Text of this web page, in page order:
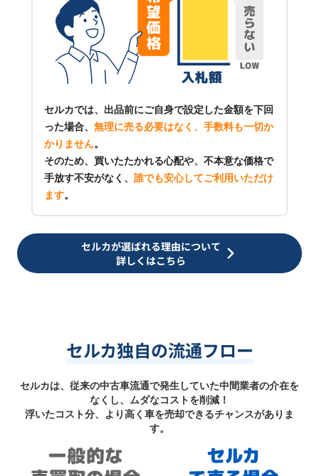
セルカでは、出品前にご自身で設定した金額を下回
った場合、 無理に売る必要はなく、手数料も一切か
かりません。
そのため、買いたたかれる心配や、不本意な価格で
手放す不安がなく、 誰でも安心してご利用いただけ
ます。
セルカが選ばれる理由について
詳しくはこちら
セルカ独自の流通フロー
セルカは、従来の中古車流通で発生していた中間業者の介在を
なくし、ムダなコストを削減！
浮いたコスト分、より高く車を売却できるチャンスがありま
す。